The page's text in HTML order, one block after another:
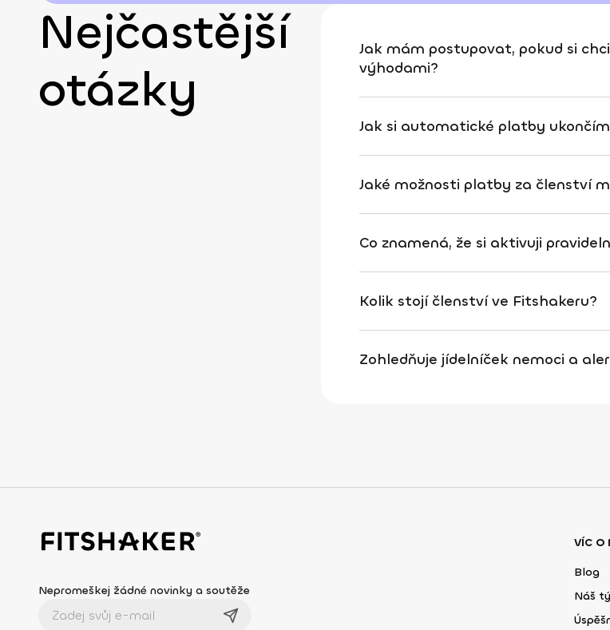
Nejčastější
otázky
Jak mám postupovat, pokud si
výhodami?
Jak si automatické platby
Jaké možnosti platby za členství
Co znamená, že si aktivuji
Kolik stojí členství ve Fitshakeru?
Zohledňuje jídelníček nemoci a
Nepromeškej žádné novinky a soutěže
VÍC O
Blog
Náš